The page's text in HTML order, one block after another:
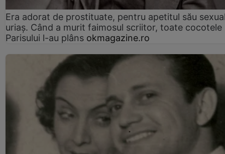
Era adorat de prostituate, pentru apetitul său
uriaș. Când a murit faimosul scriitor, toate cocotele
Parisului l-au plâns okmagazine.ro